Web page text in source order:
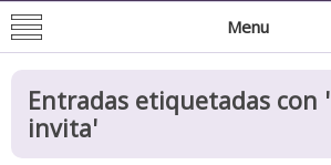
Mision de San Juan Bautista
Informacion General de la Mission
Menu
Entradas etiquetadas con '
invita'